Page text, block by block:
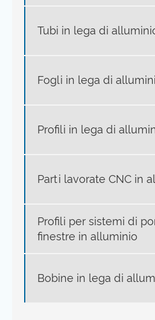
Tubi in lega di
Fogli in lega di
Profili in lega di
Parti lavorate CNC in
Profili per sistemi di
finestre in alluminio
Bobine in lega di